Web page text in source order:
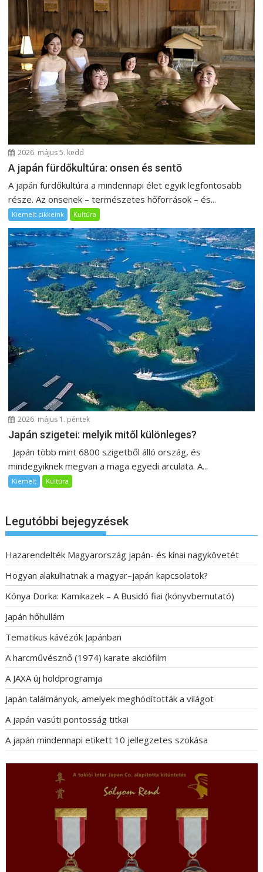
2026. május 5. kedd
A japán fürdőkultúra: onsen és sentō
A japán fürdőkultúra a mindennapi élet egyik legfontosabb
része. Az onsenek – természetes hőforrások – és...
Kiemelt cikkeink Kultúra
2026. május 1. péntek
Japán szigetei: melyik mitől különleges?
Japán több mint 6800 szigetből álló ország, és
mindegyiknek megvan a maga egyedi arculata. A...
Kiemelt Kultúra
Legutóbbi bejegyzések
Hazarendelték Magyarország japán- és kínai nagykövetét
Hogyan alakulhatnak a magyar–japán kapcsolatok?
Kónya Dorka: Kamikazek – A Busidó fiai (könyvbemutató)
Japán hőhullám
Tematikus kávézók Japánban
A harcművésznő (1974) karate akciófilm
A JAXA új holdprogramja
Japán találmányok, amelyek meghódították a világot
A japán vasúti pontosság titkai
A japán mindennapi etikett 10 jellegzetes szokása